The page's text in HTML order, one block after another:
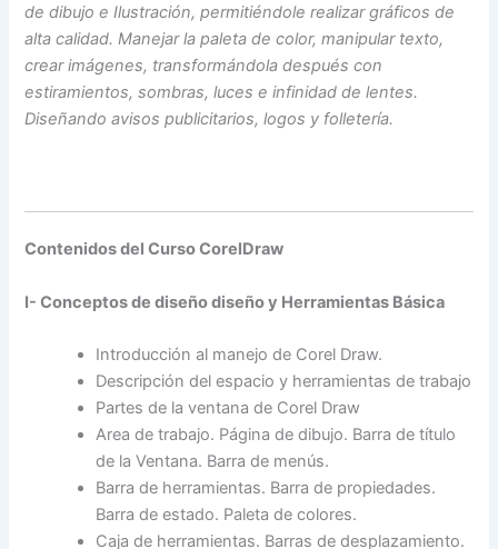
de dibujo e Ilustración, permitiéndole realizar gráficos de
alta calidad. Manejar la paleta de color, manipular texto,
crear imágenes, transformándola después con
estiramientos, sombras, luces e infinidad de lentes.
Diseñando avisos publicitarios, logos y folletería.
Contenidos del Curso CorelDraw
I- Conceptos de diseño diseño y Herramientas Básica
Introducción al manejo de Corel Draw.
Descripción del espacio y herramientas de trabajo
Partes de la ventana de Corel Draw
Area de trabajo. Página de dibujo. Barra de título
de la Ventana. Barra de menús.
Barra de herramientas. Barra de propiedades.
Barra de estado. Paleta de colores.
Caja de herramientas. Barras de desplazamiento.